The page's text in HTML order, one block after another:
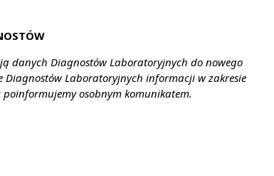
danych Diagnostów Laboratoryjnych do nowego
Diagnostów Laboratoryjnych informacji w zakresie
osobnym komunikatem.
Odpowiedzialności